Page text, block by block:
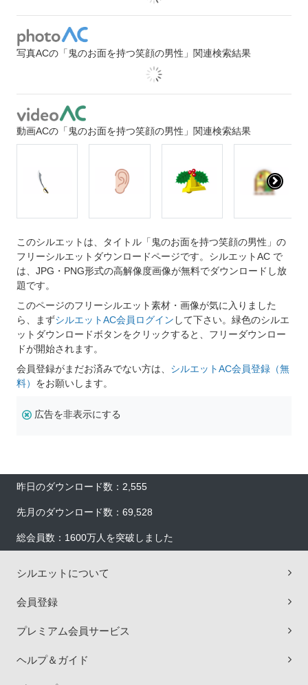
写真ACの「鬼のお面を持つ笑顔の男性」関連検索結果
動画ACの「鬼のお面を持つ笑顔の男性」関連検索結果
このシルエットは、タイトル「鬼のお面を持つ笑顔の男性」の
フリーシルエットダウンロードページです。シルエットAC で
は、JPG・PNG形式の高解像度画像が無料でダウンロードし放
題です。
このページのフリーシルエット素材・画像が気に入りました
ら、まずシルエットAC会員ログイン して下さい。緑色のシルエ
ットダウンロードボタンをクリックすると、フリーダウンロー
ドが開始されます。
会員登録がまだお済みでない方は、 シルエットAC会員登録（無
料） をお願いします。
広告を非表示にする
昨日のダウンロード数：2,555
先月のダウンロード数：69,528
総会員数：1600万人を突破しました
シルエットについて
会員登録
プレミアム会員サービス
ヘルプ＆ガイド